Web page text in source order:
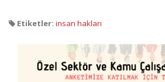
Etiketler: insan hakları